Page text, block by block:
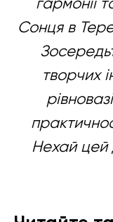
Сонця в
творчих
Нехай цей